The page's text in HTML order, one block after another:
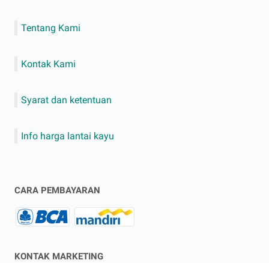
Tentang Kami
Kontak Kami
Syarat dan ketentuan
Info harga lantai kayu
CARA PEMBAYARAN
KONTAK MARKETING